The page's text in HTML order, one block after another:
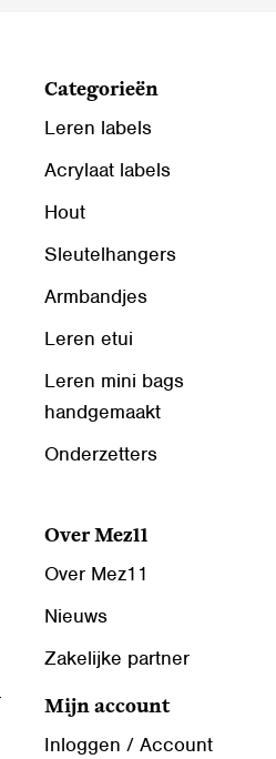
Categorieën
Leren labels
Acrylaat labels
Hout
Sleutelhangers
Armbandjes
Leren etui
Leren mini bags
handgemaakt
Onderzetters
Over Mez11
Over Mez11
Nieuws
Zakelijke partner
Mijn account
Inloggen / Account